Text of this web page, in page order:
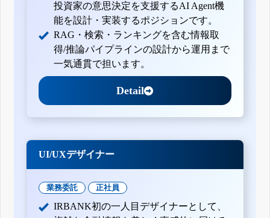
投資家の意思決定を支援するAI Agent機
能を設計・実装するポジションです。
RAG・検索・ランキングを含む情報取
得/推論パイプラインの設計から運用まで
一気通貫で担います。
Detail
UI/UXデザイナー
業務委託 正社員
IRBANK初の一人目デザイナーとして、